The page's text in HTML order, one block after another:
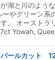
湖と川のよう
ーやグリーン系
す。 オースト
Yowah,
パールカット